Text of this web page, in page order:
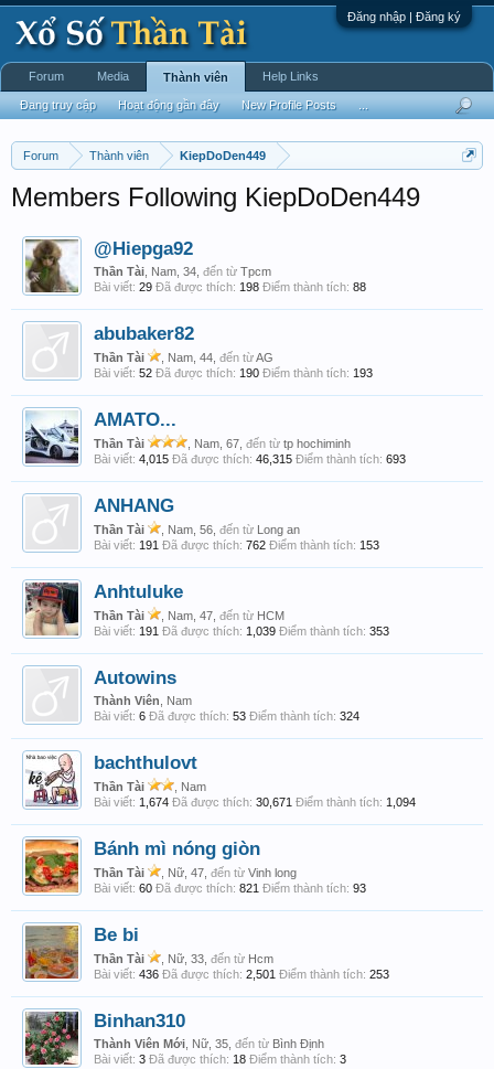
Đăng nhập | Đăng ký
Forum Thành viên KiepDoDen449
Members Following KiepDoDen449
@Hiepga92
Thần Tài , Nam, 34, đến từ Tpcm
Bài viết: 29 Đã được thích: 198 Điểm thành tích: 88
abubaker82
Thần Tài , Nam, 44, đến từAG
Bài viết: 52 Đã được thích: 190 Điểm thành tích: 193
AMATO...
Thần Tài , Nam, 67, đến từ tp hochiminh
Bài viết: 4,015 Đã được thích: 46,315 Điểm thành tích: 693
ANHANG
Thần Tài , Nam, 56, đến từ Long an
Bài viết: 191 Đã được thích: 762 Điểm thành tích: 153
Anhtuluke
Thần Tài , Nam, 47, đến từ HCM
Bài viết: 191 Đã được thích: 1,039 Điểm thành tích: 353
Autowins
Thành Viên , Nam
Bài viết: 6 Đã được thích: 53 Điểm thành tích: 324
bachthulovt
Thần Tài
, Nam
Bài viết: 1,674 Đã được thích: 30,671 Điểm thành tích: 1,094
Bánh mì nóng giòn
Thần Tài , Nữ, 47, đến từ Vinh long
Bài viết: 60 Đã được thích: 821 Điểm thành tích: 93
Be bi
Thần Tài , Nữ, 33, đến từ Hcm
Bài viết: 436 Đã được thích: 2,501 Điểm thành tích: 253
Binhan310
Thành Viên Mới , Nữ, 35, đến từ Bình Định
Bài viết: 3 Đã được thích: 18 Điểm thành tích: 3
Forum Media Thành viên
Đang truy cập Hoạt động gần đây New Profile Posts
Help Links